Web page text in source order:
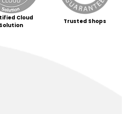
Cloud
Solution
Trusted Shops